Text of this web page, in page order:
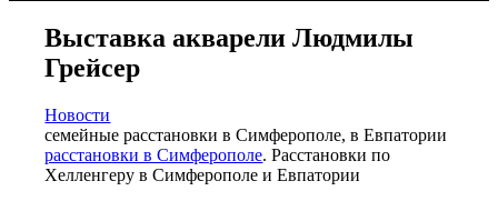
Выставка акварели Людмилы
Грейсер
Новости
семейные расстановки в Симферополе, в Евпатории
расстановки в Симферополе. Расстановки по
Хелленгеру в Симферополе и Евпатории